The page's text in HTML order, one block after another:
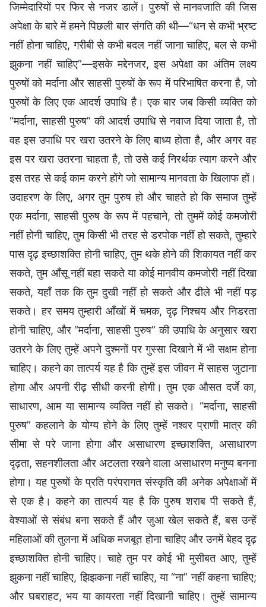
जिम्मेदारियों पर फिर से नजर डालें। पुरुषों से मानवजाति की जिस
अपेक्षा के बारे में हमने पिछली बार संगति की थी—“धन से कभी भ्रष्ट
नहीं होना चाहिए, गरीबी से कभी बदल नहीं जाना चाहिए, बल से कभी
झुकना नहीं चाहिए”—इसके मद्देनजर, इस अपेक्षा का अंतिम लक्ष्य
पुरुषों को मर्दाना और साहसी पुरुषों के रूप में परिभाषित करना है, जो
पुरुषों के लिए एक आदर्श उपाधि है। एक बार जब किसी व्यक्ति को
“मर्दाना, साहसी पुरुष” की आदर्श उपाधि से नवाज दिया जाता है, तो
वह इस उपाधि पर खरा उतरने के लिए बाध्य होता है, और अगर वह
इस पर खरा उतरना चाहता है, तो उसे कई निरर्थक त्याग करने और
इस तरह से कई काम करने होंगे जो सामान्य मानवता के खिलाफ हों।
उदाहरण के लिए, अगर तुम पुरुष हो और चाहते हो कि समाज तुम्हें
एक मर्दाना, साहसी पुरुष के रूप में पहचाने, तो तुममें कोई कमजोरी
नहीं होनी चाहिए, तुम किसी भी तरह से डरपोक नहीं हो सकते, तुम्हारे
पास दृढ़ इच्छाशक्ति होनी चाहिए, तुम थके होने की शिकायत नहीं कर
सकते, तुम आँसू नहीं बहा सकते या कोई मानवीय कमजोरी नहीं दिखा
सकते, यहाँ तक कि तुम दुखी नहीं हो सकते और ढीले भी नहीं पड़
सकते। हर समय तुम्हारी आँखों में चमक, दृढ़ निश्चय और निडरता
होनी चाहिए, और “मर्दाना, साहसी पुरुष” की उपाधि के अनुसार खरा
उतरने के लिए तुम्हें अपने दुश्मनों पर गुस्सा दिखाने में भी सक्षम होना
चाहिए। कहने का तात्पर्य यह है कि तुम्हें इस जीवन में साहस जुटाना
होगा और अपनी रीढ़ सीधी करनी होगी। तुम एक औसत दर्जे का,
साधारण, आम या सामान्य व्यक्ति नहीं हो सकते। “मर्दाना, साहसी
पुरुष” कहलाने के योग्य होने के लिए तुम्हें नश्वर प्राणी मात्र की
सीमा से परे जाना होगा और असाधारण इच्छाशक्ति, असाधारण
दृढ़ता, सहनशीलता और अटलता रखने वाला असाधारण मनुष्य बनना
होगा। यह पुरुषों के प्रति परंपरागत संस्कृति की अनेक अपेक्षाओं में
से एक है। कहने का तात्पर्य यह है कि पुरुष शराब पी सकते हैं,
वेश्याओं से संबंध बना सकते हैं और जुआ खेल सकते हैं, बस उन्हें
महिलाओं की तुलना में अधिक मजबूत होना चाहिए और उनमें बेहद दृढ़
इच्छाशक्ति होनी चाहिए। चाहे तुम पर कोई भी मुसीबत आए, तुम्हें
झुकना नहीं चाहिए, झिझकना नहीं चाहिए, या “ना” नहीं कहना चाहिए;
और घबराहट, भय या कायरता नहीं दिखानी चाहिए। तुम्हें सामान्य